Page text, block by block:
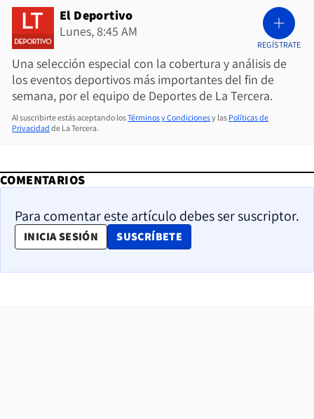
El Deportivo
Lunes, 8:45 AM
Una selección especial con la cobertura y análisis de
los eventos deportivos más importantes del fin de
semana, por el equipo de Deportes de La Tercera.
REGÍSTRATE
Al suscribirte estás aceptando losTérminos y Condicionesy las Políticas de
Privacidad de La Tercera.
COMENTARIOS
Para comentar este artículo debes ser suscriptor.
INICIA SESIÓN SUSCRÍBETE
OPENS IN NEW WINDOW